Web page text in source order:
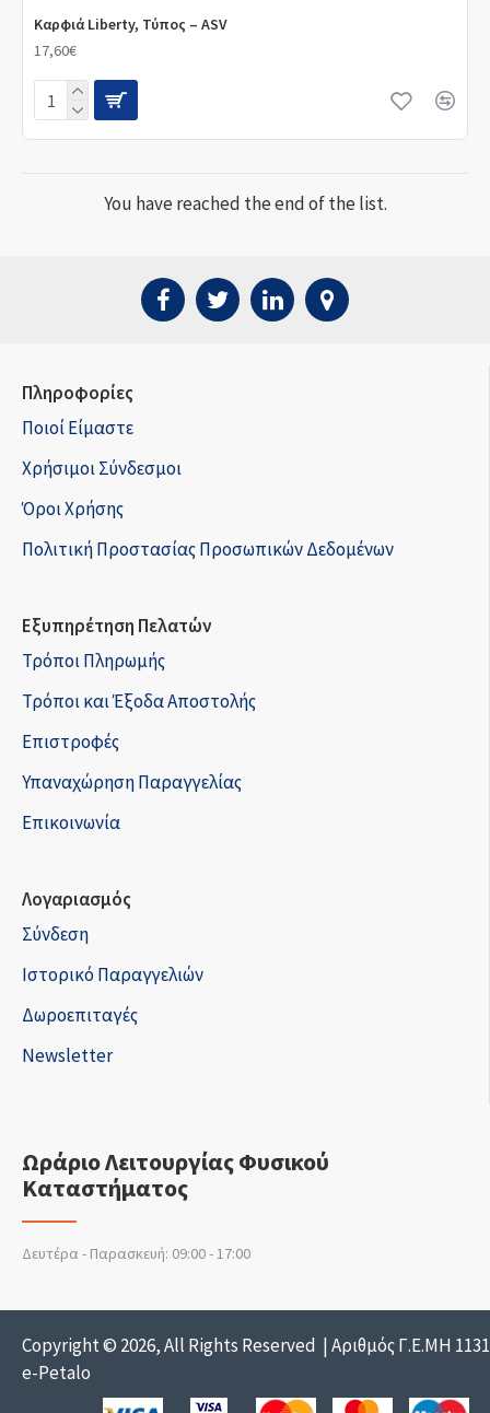
Καρφιά Liberty, Τύπος – ASV
17,60€
You have reached the end of the list.
Πληροφορίες
Ποιοί Είμαστε
Χρήσιμοι Σύνδεσμοι
Όροι Χρήσης
Πολιτική Προστασίας Προσωπικών Δεδομένων
Εξυπηρέτηση Πελατών
Τρόποι Πληρωμής
Τρόποι και Έξοδα Αποστολής
Επιστροφές
Υπαναχώρηση Παραγγελίας
Επικοινωνία
Λογαριασμός
Σύνδεση
Ιστορικό Παραγγελιών
Δωροεπιταγές
Newsletter
Ωράριο Λειτουργίας Φυσικού
Καταστήματος
Δευτέρα - Παρασκευή: 09:00 - 17:00
Copyright © 2026, All Rights Reserved | Αριθμός Γ.Ε.ΜΗ
e-Petalo